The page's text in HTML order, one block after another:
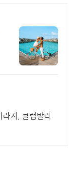
지, 클럽발리